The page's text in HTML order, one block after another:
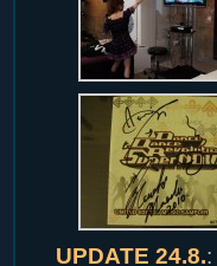
UPDATE 24.8.: